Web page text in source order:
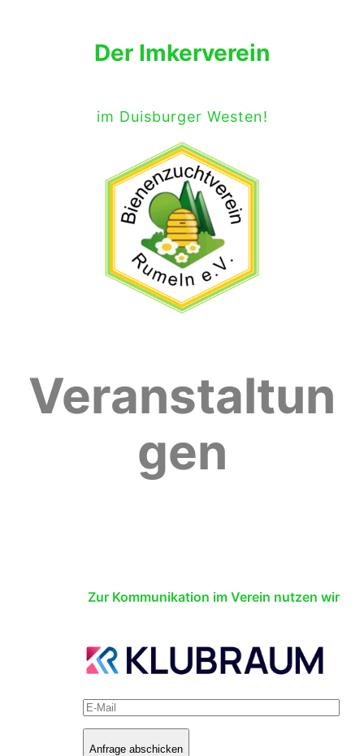
Der Imkerverein
im Duisburger Westen!
Veranstaltun
gen
Zur Kommunikation im Verein nutzen wir
Anfrage abschicken